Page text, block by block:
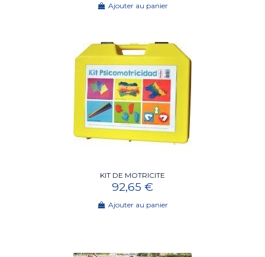
Ajouter au panier
KIT DE MOTRICITE
92,65 €
Ajouter au panier